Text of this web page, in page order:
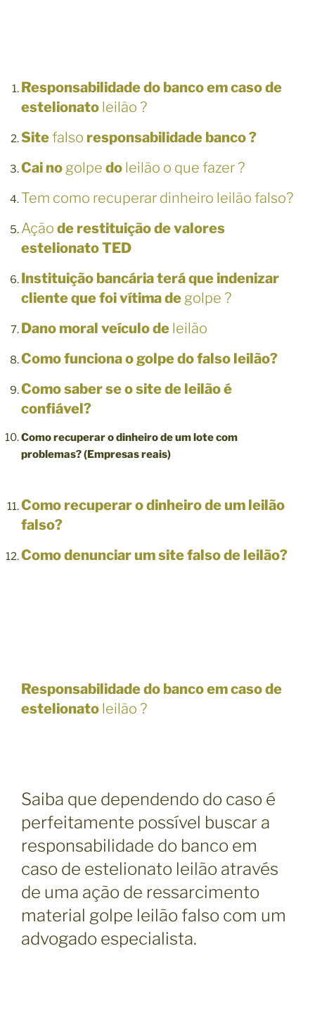
Responsabilidade do banco em caso de
estelionato leilão ?
Sitefalso responsabilidade banco ?
Cai no golpe do leilão o que fazer ?
Tem como recuperar dinheiro leilão falso?
Ação de restituição de valores
estelionato TED
Instituição bancária terá que indenizar
cliente que foi vítima de golpe ?
Dano moral veículo de leilão
Como funciona o golpe do falso leilão?
Como saber se o site de leilão é
confiável?
Como recuperar o dinheiro de um lote com
problemas? (Empresas reais)
Como recuperar o dinheiro de um leilão
falso?
Como denunciar um site falso de leilão?
Responsabilidade do banco em caso de
estelionato leilão ?
Saiba que dependendo do caso é
perfeitamente possível buscar a
responsabilidade do banco em
caso de estelionato leilão através
de uma ação de ressarcimento
material golpe leilão falso com um
advogado especialista.